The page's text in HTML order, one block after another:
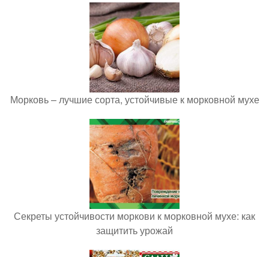
Морковь – лучшие сорта, устойчивые к морковной мухе
Секреты устойчивости моркови к морковной мухе: как
защитить урожай